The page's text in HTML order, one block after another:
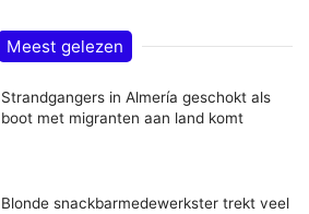
Meest gelezen
Strandgangers in Almería geschokt als
boot met migranten aan land komt
Blonde snackbarmedewerkster trekt veel